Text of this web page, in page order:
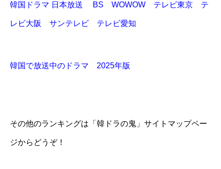
韓国ドラマ 日本放送 BS WOWOW テレビ東京 テ
レビ大阪 サンテレビ テレビ愛知
韓国で放送中のドラマ 2025年版
その他のランキングは「韓ドラの鬼」サイトマップペー
ジからどうぞ！